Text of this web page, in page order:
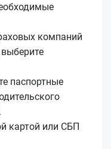
компаний
паспортные
картой или СБП